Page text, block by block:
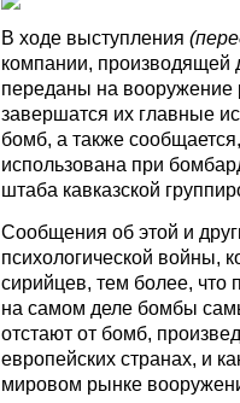
В ходе выступления
компании, производящей
переданы на вооружение
завершатся их главные
бомб, а также
использована при
штаба кавказской
Сообщения об этой и
психологической войны,
сирийцев, тем более,
на самом деле бомбы
отстают от бомб,
европейских странах, и
мировом рынке